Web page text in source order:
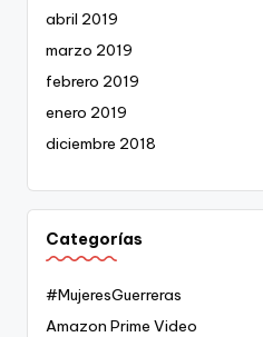
abril 2019
marzo 2019
febrero 2019
enero 2019
diciembre 2018
Categorías
#MujeresGuerreras
Amazon Prime Video